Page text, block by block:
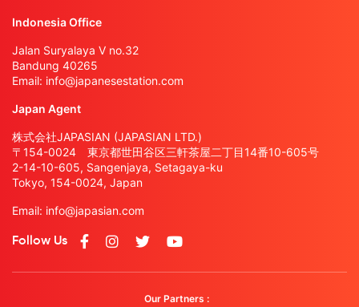
Indonesia Office
Jalan Suryalaya V no.32
Bandung 40265
Email: info@japanesestation.com
Japan Agent
株式会社JAPASIAN (JAPASIAN LTD.)
〒154-0024 東京都世田谷区三軒茶屋二丁目14番10-605号
2-14-10-605, Sangenjaya, Setagaya-ku
Tokyo, 154-0024, Japan
Email: info@japasian.com
Follow Us
Our Partners :